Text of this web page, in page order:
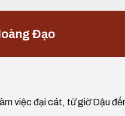
Đạo
việc đại cát, từ giờ Dậu